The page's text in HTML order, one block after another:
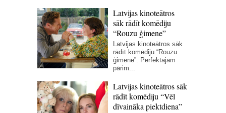
Latvijas kinoteātros
sāk rādīt komēdiju
“Rouzu ģimene”
Latvijas kinoteātros sāk
rādīt komēdiju “Rouzu
ģimene”. Perfektajam
pārim...
Latvijas kinoteātros sāk
rādīt komēdiju “Vēl
dīvaināka piektdiena”